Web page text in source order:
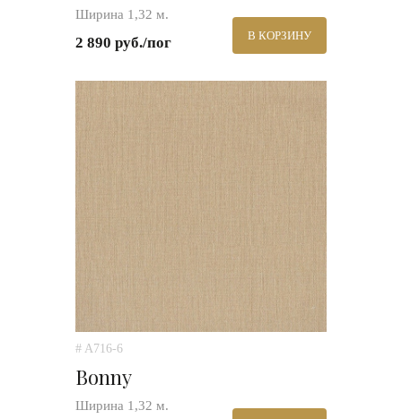
Ширина 1,32 м.
2 890 руб./пог В КОРЗИНУ
# A716-6
Bonny
Ширина 1,32 м.